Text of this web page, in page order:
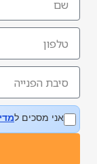
אני מסכים ל